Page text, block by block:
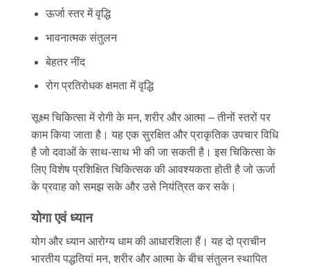
ऊर्जा स्तर में वृद्धि
भावनात्मक संतुलन
बेहतर नींद
रोग प्रतिरोधक क्षमता में वृद्धि
सूक्ष्म चिकित्सा में रोगी के मन, शरीर और आत्मा – तीनों स्तरों पर
काम किया जाता है। यह एक सुरक्षित और प्राकृतिक उपचार विधि
है जो दवाओं के साथ-साथ भी की जा सकती है। इस चिकित्सा के
लिए विशेष प्रशिक्षित चिकित्सक की आवश्यकता होती है जो ऊर्जा
के प्रवाह को समझ सके और उसे नियंत्रित कर सके।
योगा एवं ध्यान
योग और ध्यान आरोग्य धाम की आधारशिला हैं। यह दो प्राचीन
भारतीय पद्धतियां मन, शरीर और आत्मा के बीच संतुलन स्थापित